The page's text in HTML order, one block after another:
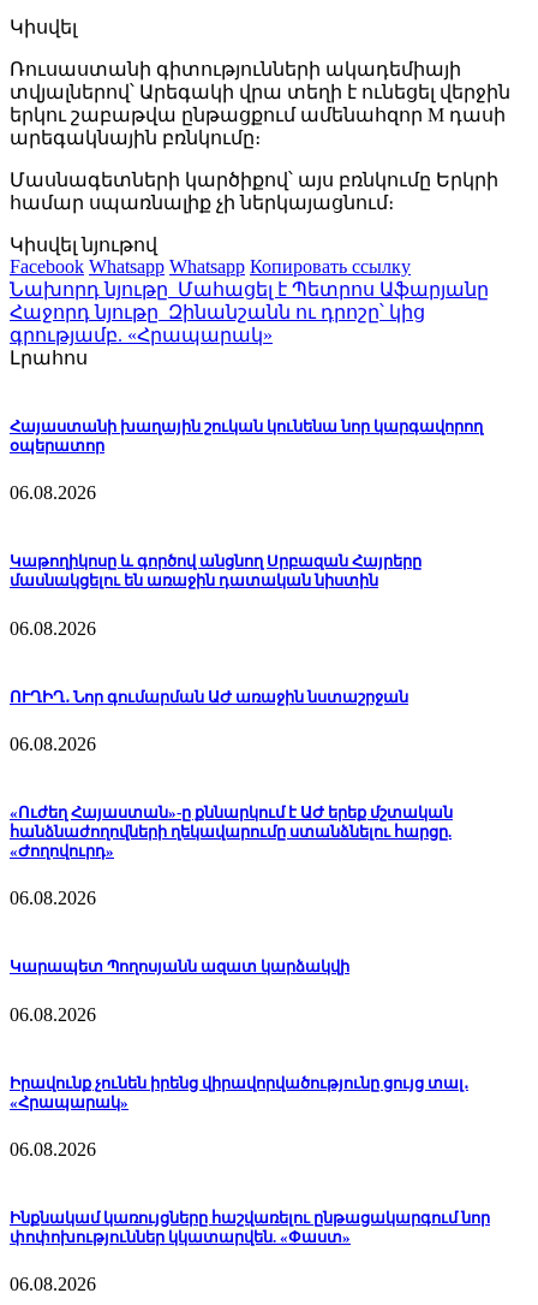
Կիսվել
Ռուսաստանի գիտությունների ակադեմիայի
տվյալներով՝ Արեգակի վրա տեղի է ունեցել վերջին
երկու շաբաթվա ընթացքում ամենահզոր M դասի
արեգակնային բռնկումը։
Մասնագետների կարծիքով՝ այս բռնկումը Երկրի
համար սպառնալիք չի ներկայացնում։
Կիսվել նյութով
Facebook Whatsapp Whatsapp Копировать ссылку
Նախորդ նյութը Մահացել է Պետրոս Աֆարյանը
Հաջորդ նյութը Զինանշանն ու դրոշը՝ կից
գրությամբ. «Հրապարակ»
Լրահոս
Հայաստանի խաղային շուկան կունենա նոր կարգավորող
օպերատոր
06.08.2026
Կաթողիկոսը և գործով անցնող Սրբազան Հայրերը
մասնակցելու են առաջին դատական նիստին
06.08.2026
ՈՒՂԻՂ․ Նոր գումարման ԱԺ առաջին նստաշրջան
06.08.2026
«Ուժեղ Հայաստան»-ը քննարկում է ԱԺ երեք մշտական
հանձնաժողովների ղեկավարումը ստանձնելու հարցը.
«Ժողովուրդ»
06.08.2026
Կարապետ Պողոսյանն ազատ կարձակվի
06.08.2026
Իրավունք չունեն իրենց վիրավորվածությունը ցույց տալ․
«Հրապարակ»
06.08.2026
Ինքնակամ կառույցները հաշվառելու ընթացակարգում նոր
փոփոխություններ կկատարվեն. «Փաստ»
06.08.2026